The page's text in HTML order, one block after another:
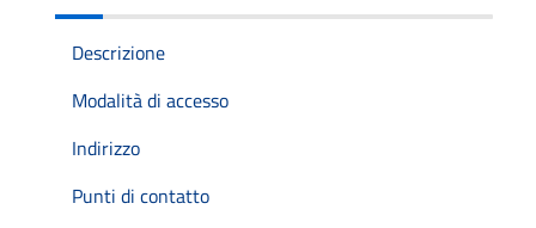
Descrizione
Modalità di accesso
Indirizzo
Punti di contatto